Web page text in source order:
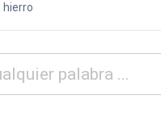
hierro